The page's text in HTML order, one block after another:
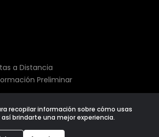
a Distancia
Preliminar
recopilar información sobre cómo usas
brindarte una mejor experiencia.